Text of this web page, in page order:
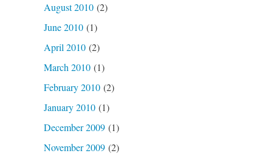
August 2010(2)
June 2010(1)
April 2010(2)
March 2010(1)
February 2010(2)
January 2010(1)
December 2009(1)
November 2009(2)